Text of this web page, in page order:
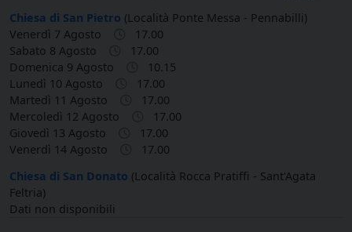
Chiesa di San Pietro (Località Ponte Messa - Pennabilli)
Venerdì 7 Agosto
17.00
Sabato 8 Agosto
17.00
Domenica 9 Agosto
10.15
Lunedì 10 Agosto
17.00
Martedì 11 Agosto
17.00
Mercoledì 12 Agosto
17.00
Giovedì 13 Agosto
17.00
Venerdì 14 Agosto
17.00
Chiesa di San Donato (Località Rocca Pratiffi - Sant'Agata
Feltria)
Dati non disponibili